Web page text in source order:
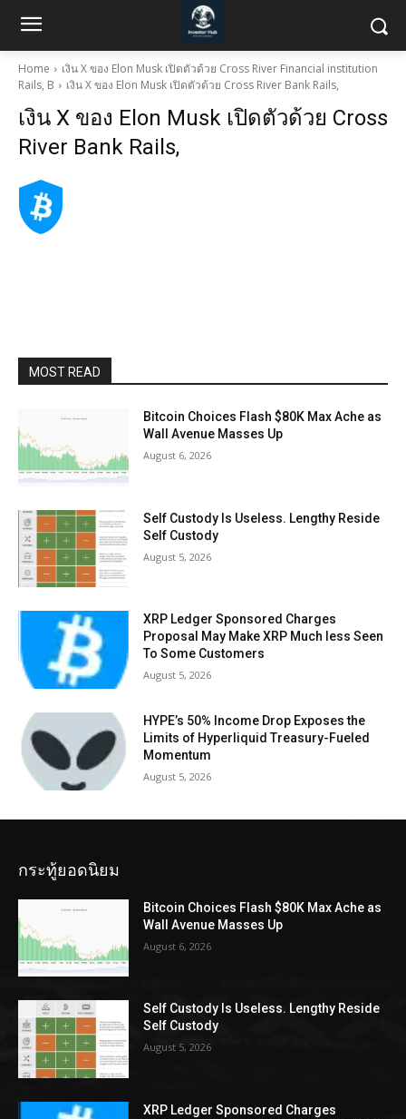
Home
เงิน X ของ Elon Musk เปิดตัวด้วย Cross River Financial institution
Rails, B
เงิน X ของ Elon Musk เปิดตัวด้วย Cross River Bank Rails,
เงิน X ของ Elon Musk เปิดตัวด้วย Cross
River Bank Rails,
MOST READ
Bitcoin Choices Flash $80K Max Ache as
Wall Avenue Masses Up
August 6, 2026
Self Custody Is Useless. Lengthy Reside
Self Custody
August 5, 2026
XRP Ledger Sponsored Charges
Proposal May Make XRP Much less Seen
To Some Customers
August 5, 2026
HYPE’s 50% Income Drop Exposes the
Limits of Hyperliquid Treasury-Fueled
Momentum
August 5, 2026
กระทู้ยอดนิยม
Bitcoin Choices Flash $80K Max Ache as
Wall Avenue Masses Up
August 6, 2026
Self Custody Is Useless. Lengthy Reside
Self Custody
August 5, 2026
XRP Ledger Sponsored Charges